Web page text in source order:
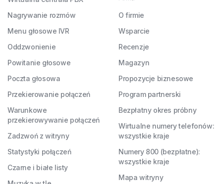
Nagrywanie rozmów
Menu głosowe IVR
Oddzwonienie
Powitanie głosowe
Poczta głosowa
Przekierowanie połączeń
Warunkowe
przekierowywanie połączeń
Zadzwoń z witryny
Statystyki połączeń
Czarne i białe listy
O firmie
Wsparcie
Recenzje
Magazyn
Propozycje biznesowe
Program partnerski
Bezpłatny okres próbny
Wirtualne numery telefonów:
wszystkie kraje
Numery 800 (bezpłatne):
wszystkie kraje
Mapa witryny